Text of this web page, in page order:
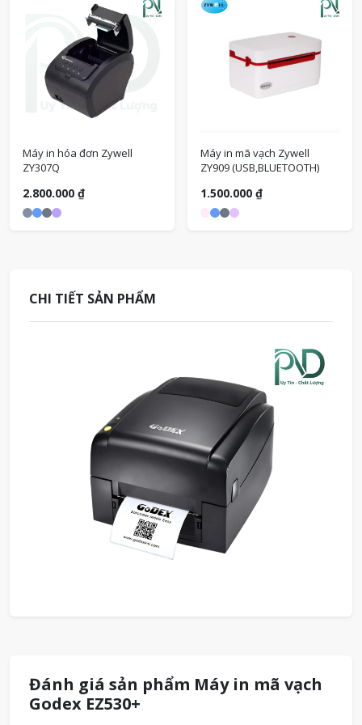
Máy in hóa đơn Zywell
ZY307Q
2.800.000 ₫
Máy in mã vạch Zywell
ZY909 (USB,BLUETOOTH)
1.500.000 ₫
CHI TIẾT SẢN PHẨM
Đánh giá sản phẩm Máy in mã vạch
Godex EZ530+